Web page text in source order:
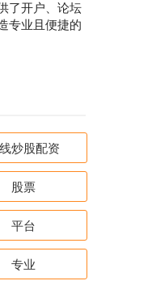
了开户、论坛
专业且便捷的
炒股配资
股票
平台
专业